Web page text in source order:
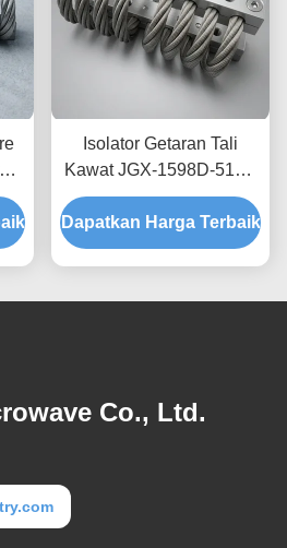
Isolator Getaran Tali
Kawat JGX-1598D-515B
Menyediakan Kapasitas
Beban Terukur dan
Isolasi Kebisingan yang
Dapatkan Harga Terbaik
Co., Ltd.